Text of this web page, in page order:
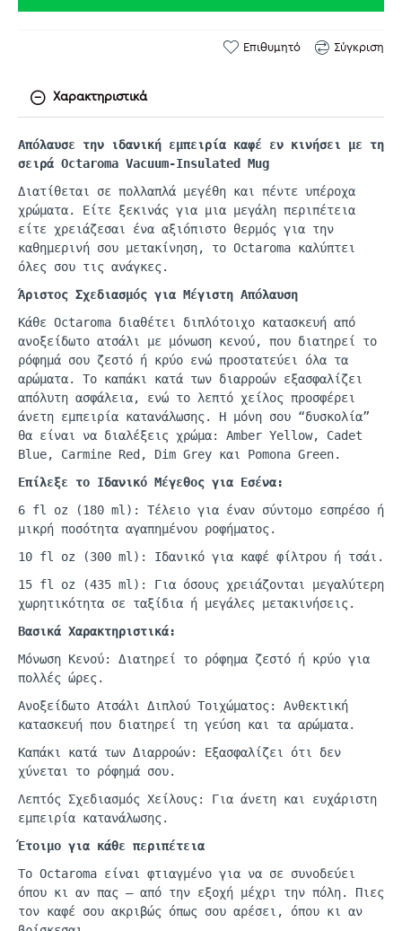
Επιθυμητό Σύγκριση
Χαρακτηριστικά
Απόλαυσε την ιδανική εμπειρία καφέ εν κινήσει με τη
σειρά Octaroma Vacuum-Insulated
Mug
Διατίθεται σε πολλαπλά μεγέθη και πέντε υπέροχα
χρώματα. Είτε ξεκινάς για μια μεγάλη περιπέτεια
είτε χρειάζεσαι ένα αξιόπιστο θερμός για την
καθημερινή σου μετακίνηση, το Octaroma καλύπτει
όλες σου τις ανάγκες.
Άριστος Σχεδιασμός για Μέγιστη Απόλαυση
Κάθε Octaroma διαθέτει διπλότοιχο κατασκευή από
ανοξείδωτο ατσάλι με μόνωση κενού, που διατηρεί το
ρόφημά σου ζεστό ή κρύο ενώ προστατεύει όλα τα
αρώματα. Το καπάκι κατά των διαρροών εξασφαλίζει
απόλυτη ασφάλεια, ενώ το λεπτό χείλος προσφέρει
άνετη εμπειρία κατανάλωσης. Η μόνη σου “δυσκολία”
θα είναι να διαλέξεις χρώμα: Amber Yellow, Cadet
Blue, Carmine Red, Dim Grey και Pomona Green.
Επίλεξε το Ιδανικό Μέγεθος για Εσένα:
6 fl oz (180 ml ): Τέλειο για έναν σύντομο εσπρέσο ή
μικρή ποσότητα αγαπημένου ροφήματος.
10 fl oz (300 ml ): Ιδανικό για καφέ φίλτρου ή τσάι .
15 fl oz (435 ml): Για όσους χρειάζονται μεγαλύτερη
χωρητικότητα σε ταξίδια ή μεγάλες μετακινήσεις.
Βασικά Χαρακτηριστικά:
Μόνωση Κενού: Διατηρεί το ρόφημα ζεστό ή κρύο για
πολλές ώρες.
Ανοξείδωτο Ατσάλι Διπλού Τοιχώματος: Ανθεκτική
κατασκευή που διατηρεί τη γεύση και τα αρώματα.
Καπάκι κατά των Διαρροών: Εξασφαλίζει ότι δεν
χύνεται το ρόφημά σου.
Λεπτός Σχεδιασμός Χείλους: Για άνετη και ευχάριστη
εμπειρία κατανάλωσης.
Έτοιμο για κάθε περιπέτεια
Το Octaroma είναι φτιαγμένο για να σε συνοδεύει
όπου κι αν πας — από την εξοχή μέχρι την πόλη. Πιες
τον καφέ σου ακριβώς όπως σου αρέσει, όπου κι αν